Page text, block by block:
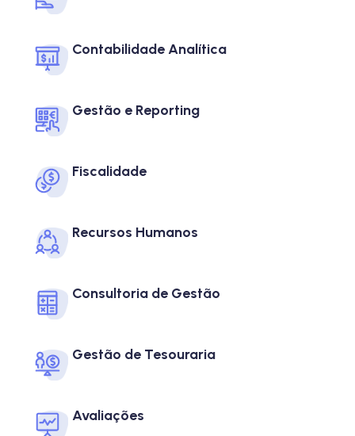
Contabilidade Analítica
Gestão e Reporting
Fiscalidade
Recursos Humanos
Consultoria de Gestão​
Gestão de Tesouraria
Avaliações​